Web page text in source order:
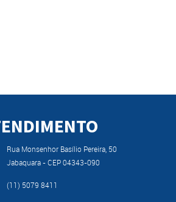
Rua Monsenhor Basílio Pereira, 50
Jabaquara - CEP 04343-090
(11) 5079 8411